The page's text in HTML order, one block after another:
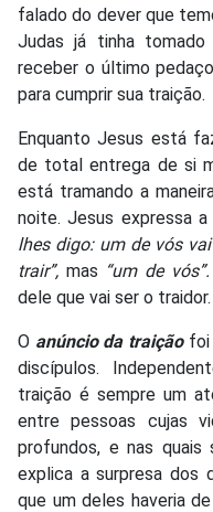
falado do dever que
Judas já tinha
receber o último
para cumprir sua traição.
Enquanto Jesus está
de total entrega de si
está tramando a
noite. Jesus expressa
lhes digo: um de vós
trair”, mas “um de vós”.
dele que vai ser o traidor.
O anúncio da traiçãofoi
discípulos.
traição é sempre um
entre pessoas cujas
profundos, e nas
explica a surpresa dos
que um deles haveria